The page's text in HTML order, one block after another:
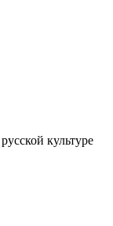
культуре